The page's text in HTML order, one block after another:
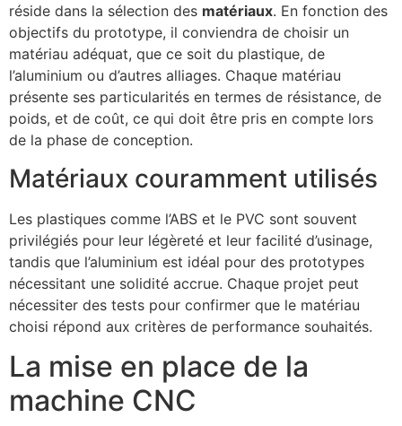
réside dans la sélection des matériaux. En fonction des
objectifs du prototype, il conviendra de choisir un
matériau adéquat, que ce soit du plastique, de
l’aluminium ou d’autres alliages. Chaque matériau
présente ses particularités en termes de résistance, de
poids, et de coût, ce qui doit être pris en compte lors
de la phase de conception.
Matériaux couramment utilisés
Les plastiques comme l’ABS et le PVC sont souvent
privilégiés pour leur légèreté et leur facilité d’usinage,
tandis que l’aluminium est idéal pour des prototypes
nécessitant une solidité accrue. Chaque projet peut
nécessiter des tests pour confirmer que le matériau
choisi répond aux critères de performance souhaités.
La mise en place de la
machine CNC